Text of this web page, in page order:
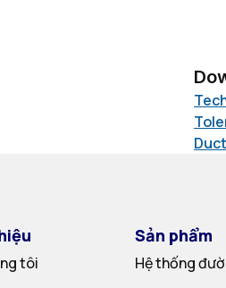
tôi
Sản phẩm
Hệ thống